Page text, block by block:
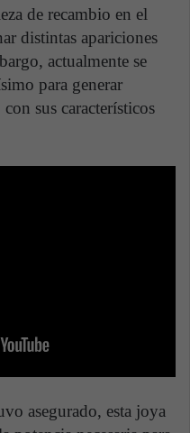
de recambio en el
distintas apariciones
actualmente se
para generar
sus característicos
asegurado, esta joya